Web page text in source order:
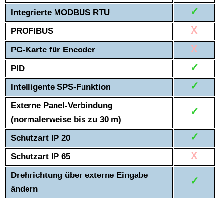
Integrierte MODBUS RTU ✓
PROFIBUS X
PG-Karte für Encoder X
PID ✓
Intelligente SPS-Funktion ✓
Externe Panel-Verbindung
(normalerweise bis zu 30 m)
✓
Schutzart IP 20 ✓
Schutzart IP 65 X
Drehrichtung über externe Eingabe
ändern
✓